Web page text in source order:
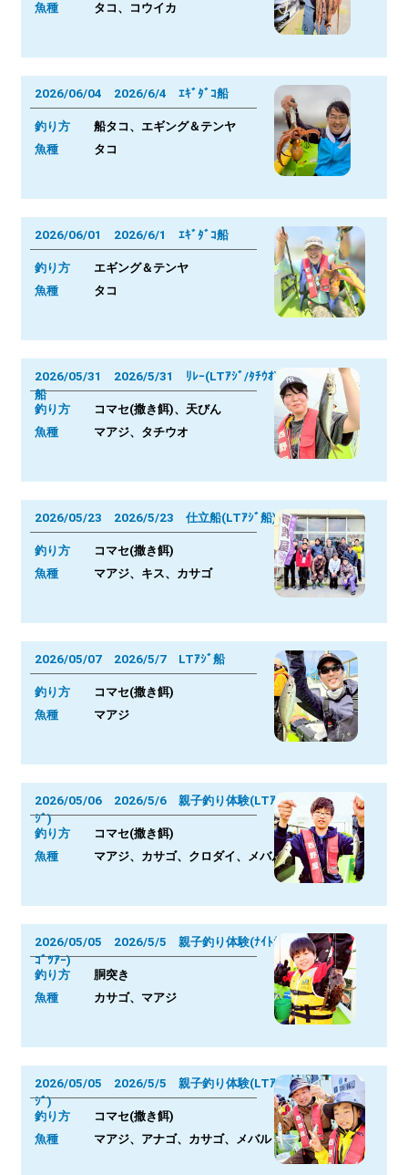
魚種 タコ、コウイカ
2026/06/04 2026/6/4 ｴｷﾞﾀﾞｺ船
釣り方 船タコ、エギング＆テンヤ
魚種 タコ
2026/06/01 2026/6/1 ｴｷﾞﾀﾞｺ船
釣り方 エギング＆テンヤ
魚種 タコ
2026/05/31 2026/5/31 ﾘﾚｰ(LTｱｼﾞ/ﾀﾁｳｵ)
船
釣り方
コマセ(撒き餌)、天びん
魚種 マアジ、タチウオ
2026/05/23 2026/5/23 仕立船(LTｱｼﾞ船)
釣り方
コマセ(撒き餌)
魚種 マアジ、キス、カサゴ
2026/05/07 2026/5/7 LTｱｼﾞ船
釣り方
コマセ(撒き餌)
魚種 マアジ
2026/05/06 2026/5/6 親子釣り体験(LTｱ
ｼﾞ)
釣り方
コマセ(撒き餌)
魚種 マアジ、カサゴ、クロダイ、メバル
2026/05/05 2026/5/5 親子釣り体験(ﾅｲﾄｶｻ
ｺﾞﾂｱｰ)
釣り方 胴突き
魚種 カサゴ、マアジ
2026/05/05 2026/5/5 親子釣り体験(LTｱ
ｼﾞ)
釣り方
コマセ(撒き餌)
魚種 マアジ、アナゴ、カサゴ、メバル